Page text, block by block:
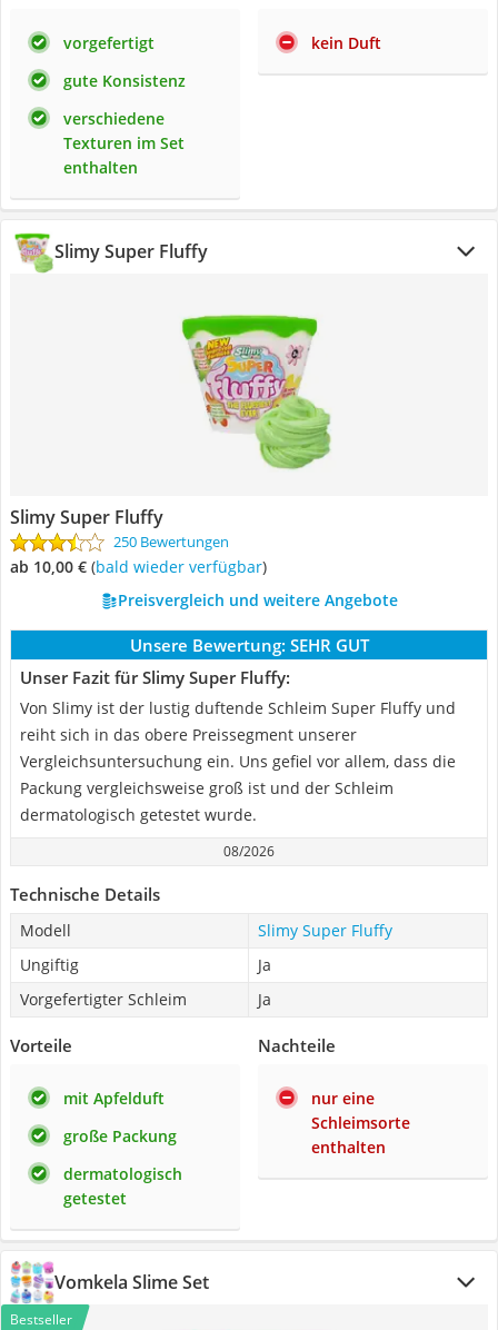
vorgefertigt
gute Konsistenz
verschiedene
Texturen im Set
enthalten
kein Duft
Slimy Super Fluffy
Slimy Super Fluffy
250 Bewertungen
ab 10,00 € ( Bald wieder verfügbar)
Preisvergleich und weitere Angebote
Unsere Bewertung: SEHR GUT
Unser Fazit für Slimy Super Fluffy:
Von Slimy ist der lustig duftende Schleim Super Fluffy und
reiht sich in das obere Preissegment unserer
Vergleichsuntersuchung ein. Uns gefiel vor allem, dass die
Packung vergleichsweise groß ist und der Schleim
dermatologisch getestet wurde.
08/2026
Technische Details
Modell
Slimy Super Fluffy
Ungiftig
Ja
Vorgefertigter Schleim
Ja
Vorteile
mit Apfelduft
große Packung
dermatologisch
getestet
Nachteile
nur eine
Schleimsorte
enthalten
Vomkela Slime Set
Bestseller